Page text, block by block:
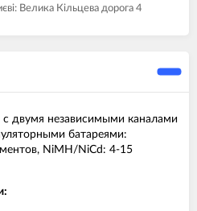
Велика Кільцева дорога 4
с двумя независимыми каналами
батареями:
NiMH/NiCd: 4-15